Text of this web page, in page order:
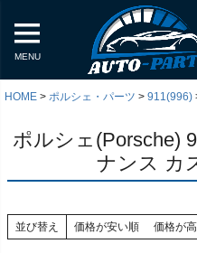
MENU
HOME ポルシェ・パーツ 911(996)
ポルシェ(Porsche)
ナンス カ
並び替え 価格が安い順 価格が